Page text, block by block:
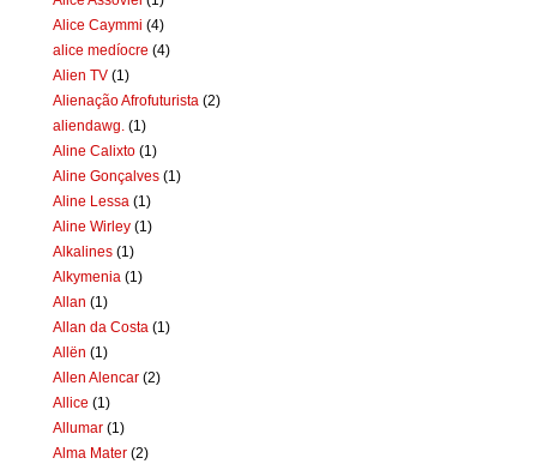
Alice Caymmi (4)
alice medíocre (4)
Alien TV (1)
Alienação Afrofuturista (2)
aliendawg. (1)
Aline Calixto (1)
Aline Gonçalves (1)
Aline Lessa (1)
Aline Wirley (1)
Alkalines (1)
Alkymenia (1)
Allan (1)
Allan da Costa (1)
Allën (1)
Allen Alencar (2)
Allice (1)
Allumar (1)
Alma Mater (2)